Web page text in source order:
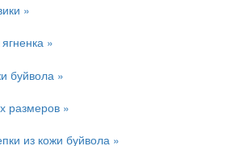
»
»
буйвола »
размеров »
из кожи буйвола »